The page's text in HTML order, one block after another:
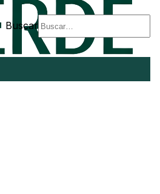
Buscar